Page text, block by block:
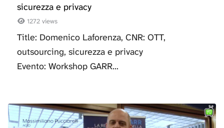
sicurezza e privacy
1272 views
Title: Domenico Laforenza, CNR: OTT,
outsourcing, sicurezza e privacy
Evento: Workshop GARR...